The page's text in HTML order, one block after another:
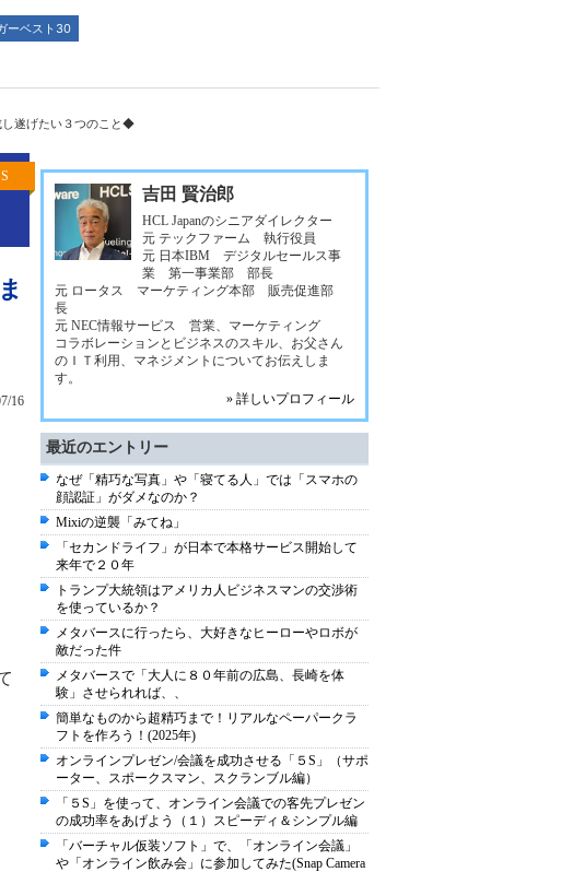
ーベスト30
し遂げたい３つのこと◆
16
吉田 賢治郎
HCL Japanのシニアダイレクター
元 テックファーム 執行役員
元 日本IBM デジタルセールス事
業 第一事業部 部長
元 ロータス マーケティング本部 販売促進部
長
元 NEC情報サービス 営業、マーケティング
コラボレーションとビジネスのスキル、お父さん
のＩＴ利用、マネジメントについてお伝えしま
す。
» 詳しいプロフィール
最近のエントリー
なぜ「精巧な写真」や「寝てる人」では「スマホの
顔認証」がダメなのか？
Mixiの逆襲「みてね」
「セカンドライフ」が日本で本格サービス開始して
来年で２０年
トランプ大統領はアメリカ人ビジネスマンの交渉術
を使っているか？
メタバースに行ったら、大好きなヒーローやロボが
敵だった件
メタバースで「大人に８０年前の広島、長崎を体
験」させられれば、、
簡単なものから超精巧まで！リアルなペーパークラ
フトを作ろう！(2025年)
オンラインプレゼン/会議を成功させる「５S」（サポ
ーター、スポークスマン、スクランブル編）
「５S」を使って、オンライン会議での客先プレゼン
の成功率をあげよう（１）スピーディ＆シンプル編
「バーチャル仮装ソフト」で、「オンライン会議」
や「オンライン飲み会」に参加してみた(Snap Camera